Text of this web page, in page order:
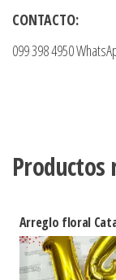
CONTACTO:
099 398 4950
Productos
Arreglo floral